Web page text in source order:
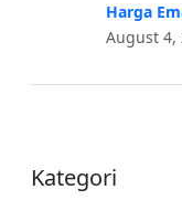
Harga
August 4,
Kategori